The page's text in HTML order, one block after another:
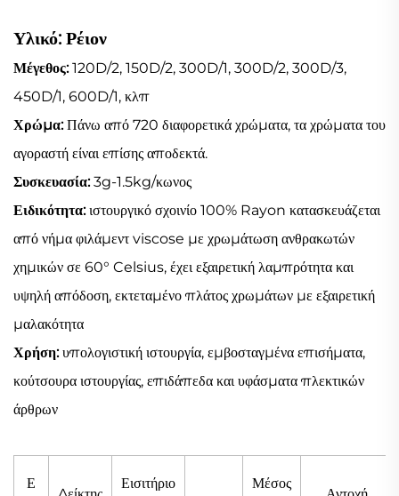
Υλικό: Ρέιον
Μέγεθος:120D/2, 150D/2, 300D/1, 300D/2, 300D/3,
450D/1, 600D/1, κλπ
Χρώμα:Πάνω από 720 διαφορετικά χρώματα, τα χρώματα του
αγοραστή είναι επίσης αποδεκτά.
Συσκευασία:3g-1.5kg/κωνος
Ειδικότητα:ιστουργικό σχοινίο 100% Rayon κατασκευάζεται
από νήμα φιλάμεντ viscose με χρωμάτωση ανθρακωτών
χημικών σε 60° Celsius, έχει εξαιρετική λαμπρότητα και
υψηλή απόδοση, εκτεταμένο πλάτος χρωμάτων με εξαιρετική
μαλακότητα
Χρήση:υπολογιστική ιστουργία, εμβοσταγμένα επισήματα,
κούτσουρα ιστουργίας, επιδάπεδα και υφάσματα πλεκτικών
άρθρων
Ε
Εισιτήριο
Μέσος